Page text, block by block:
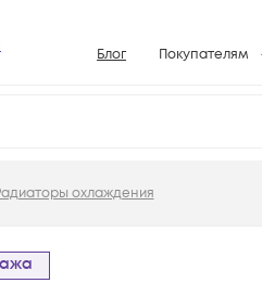
Блог Покупателям
охлаждения